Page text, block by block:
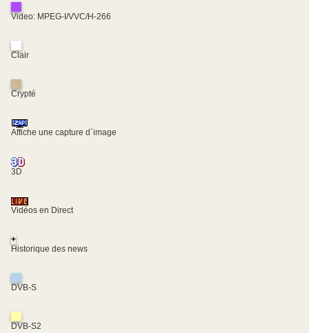
Video: MPEG-I/VVC/H-266
Clair
Crypté
Affiche une capture d´image
3D
Vidéos en Direct
+
Historique des news
DVB-S
DVB-S2